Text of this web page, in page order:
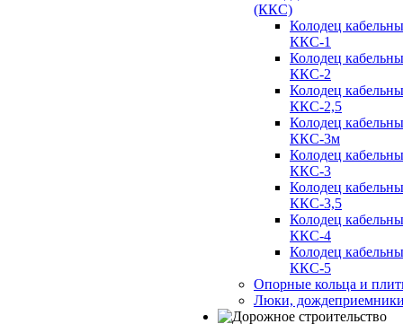
(ККС)
Колодец
ККС-1
Колодец
ККС-2
Колодец
ККС-2,5
Колодец
ККС-3м
Колодец
ККС-3
Колодец
ККС-3,5
Колодец
ККС-4
Колодец
ККС-5
Опорные кольца и
Люки,